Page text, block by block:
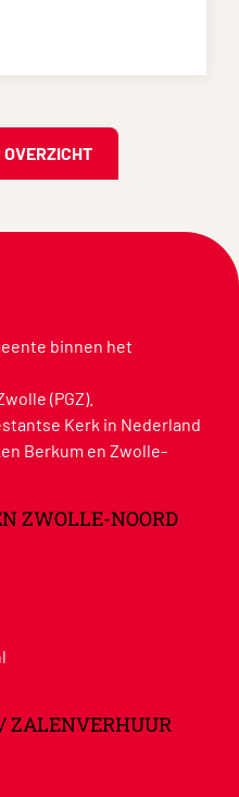
binnen het
(PGZ).
Kerk in Nederland
Berkum en Zwolle-
ZWOLLE-NOORD
ZALENVERHUUR